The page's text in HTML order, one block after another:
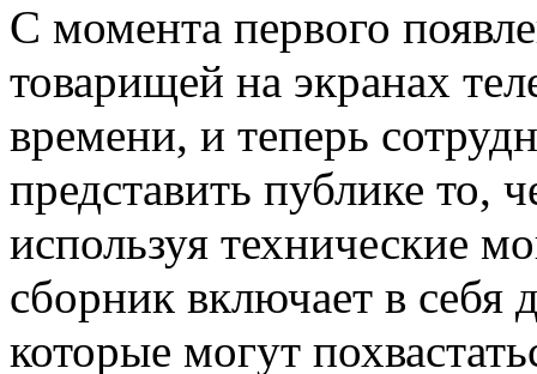
С момента первого
товарищей на экранах
времени, и теперь
представить публике то,
используя технические
сборник включает в себя
которые могут